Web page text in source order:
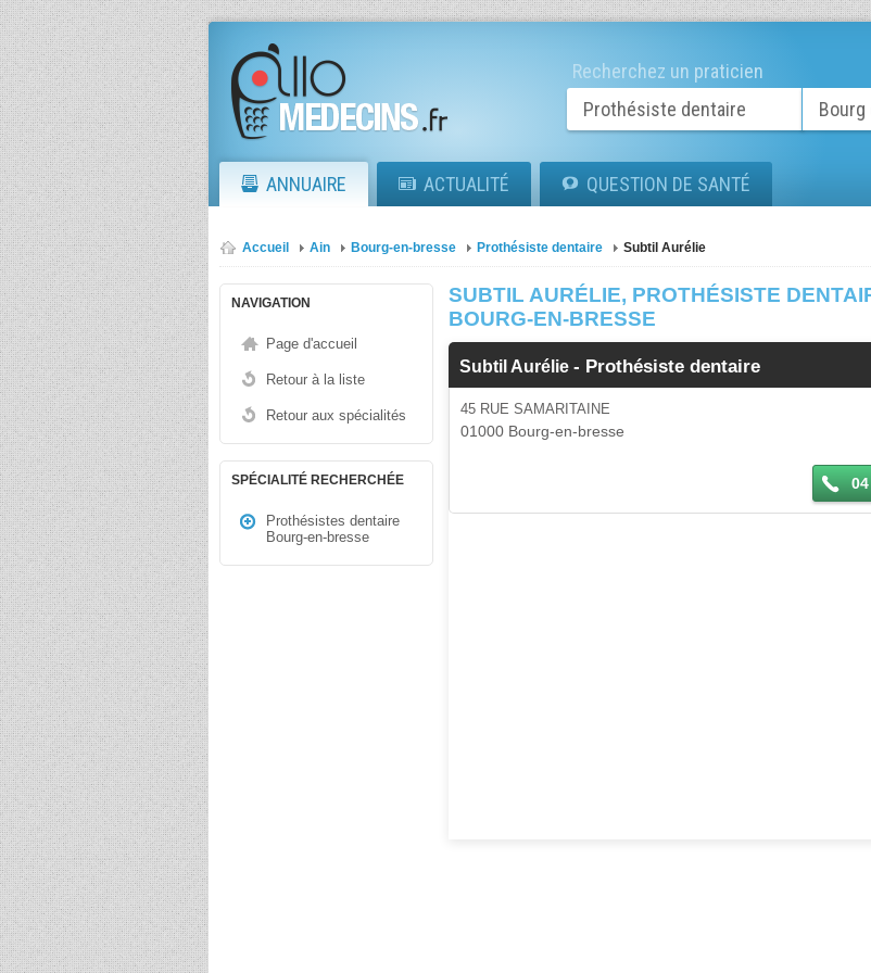
Recherchez un praticien
ANNUAIRE ACTUALITÉ QUESTION DE SANTÉ
Accueil Ain Bourg-en-bresse Prothésiste dentaire Subtil Aurélie
NAVIGATION
Page d'accueil
Retour à la liste
Retour aux spécialités
SPÉCIALITÉ RECHERCHÉE
Prothésistes dentaire
Bourg-en-bresse
SUBTIL AURÉLIE, PROTHÉSISTE
BOURG-EN-BRESSE
Subtil Aurélie- Prothésiste dentaire
45 RUE SAMARITAINE
01000 Bourg-en-bresse